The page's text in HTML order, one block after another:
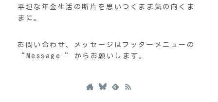
平坦な年金生活の断片を思いつくまま気の向くま
まに。
お問い合わせ、メッセージはフッターメニューの
“Message“ からお願いします。